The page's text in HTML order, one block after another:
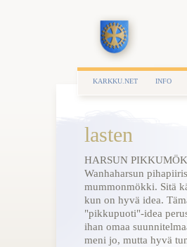
KARKKU.NET INFO
lasten
HARSUN
Wanhaharsun
mummonmökki. Sitä
kun on hyvä idea.
"pikkupuoti"-idea
ihan omaa
meni jo, mutta hyvä